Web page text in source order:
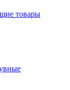
товары